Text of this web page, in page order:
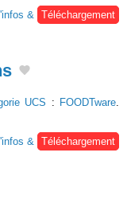
&
Téléchargement
UCS : FOODTware.
&
Téléchargement